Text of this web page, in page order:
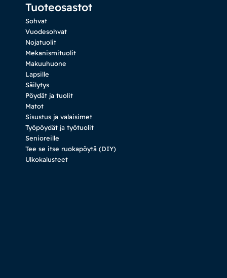
Tuoteosastot
Sohvat
Vuodesohvat
Nojatuolit
Mekanismituolit
Makuuhuone
Lapsille
Säilytys
Pöydät ja tuolit
Matot
Sisustus ja valaisimet
Työpöydät ja työtuolit
Senioreille
Tee se itse ruokapöytä (DIY)
Ulkokalusteet